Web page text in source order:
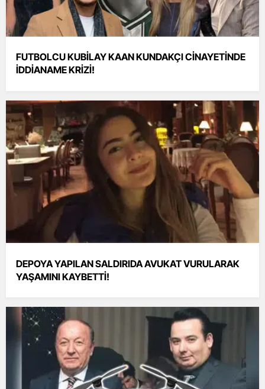
FUTBOLCU KUBİLAY KAAN KUNDAKÇI CİNAYETİNDE
İDDİANAME KRİZİ!
DEPOYA YAPILAN SALDIRIDA AVUKAT VURULARAK
YAŞAMINI KAYBETTİ!